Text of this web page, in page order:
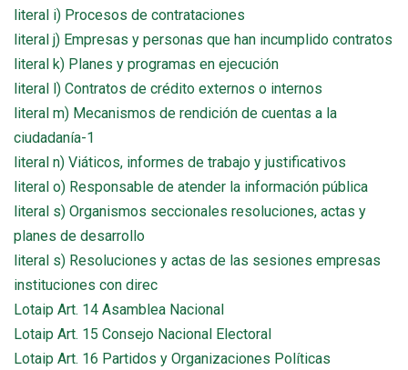
literal i) Procesos de contrataciones
literal j) Empresas y personas que han incumplido contratos
literal k) Planes y programas en ejecución
literal l) Contratos de crédito externos o internos
literal m) Mecanismos de rendición de cuentas a la
ciudadanía-1
literal n) Viáticos, informes de trabajo y justificativos
literal o) Responsable de atender la información pública
literal s) Organismos seccionales resoluciones, actas y
planes de desarrollo
literal s) Resoluciones y actas de las sesiones empresas
instituciones con direc
Lotaip Art. 14 Asamblea Nacional
Lotaip Art. 15 Consejo Nacional Electoral
Lotaip Art. 16 Partidos y Organizaciones Políticas